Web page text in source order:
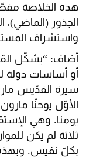
هذه الخلاصة
الجذور (الماضي)،
واستشراف
أضاف: “يشكّل
أو أساسات دولة
يومنا. وهي
ثلاثة لم يكن
بكلّ نفيس. وبهذه